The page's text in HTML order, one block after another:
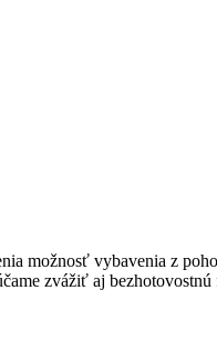
možnosť vybavenia z
zvážiť aj